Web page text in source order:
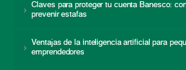
Claves para proteger tu cuenta Banesco:
prevenir estafas
Ventajas de la inteligencia artificial para
emprendedores